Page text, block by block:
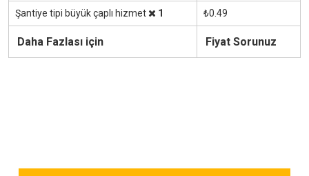
Şantiye tipi büyük çaplı hizmet 1 ₺0.49
Daha Fazlası için Fiyat Sorunuz